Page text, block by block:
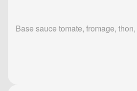
Base sauce tomate, fromage,